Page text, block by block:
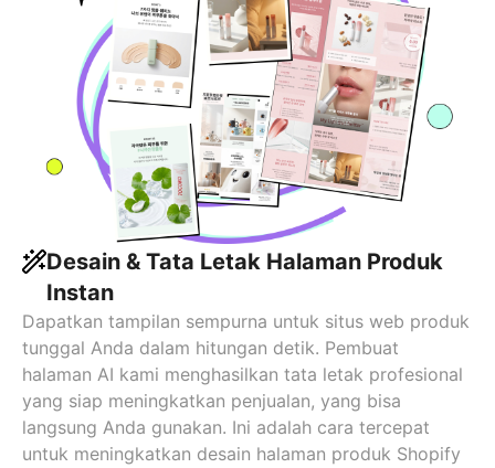
Desain & Tata Letak Halaman Produk
Instan
Dapatkan tampilan sempurna untuk situs web produk
tunggal Anda dalam hitungan detik. Pembuat
halaman AI kami menghasilkan tata letak profesional
yang siap meningkatkan penjualan, yang bisa
langsung Anda gunakan. Ini adalah cara tercepat
untuk meningkatkan desain halaman produk Shopify